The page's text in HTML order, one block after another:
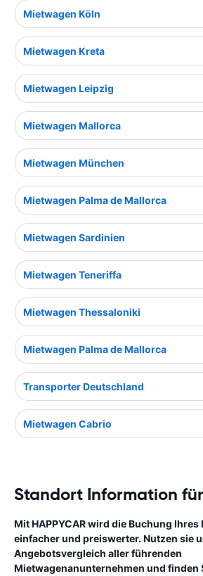
Mietwagen Köln
Mietwagen Kreta
Mietwagen Leipzig
Mietwagen Mallorca
Mietwagen München
Mietwagen Palma de Mallorca
Mietwagen Sardinien
Mietwagen Teneriffa
Mietwagen Thessaloniki
Mietwagen Palma de Mallorca
Transporter Deutschland
Mietwagen Cabrio
Standort Information
Mit HAPPYCAR wird die Buchung
einfacher und preiswerter. Nutzen sie
Angebotsvergleich aller führenden
Mietwagenanunternehmen und finden